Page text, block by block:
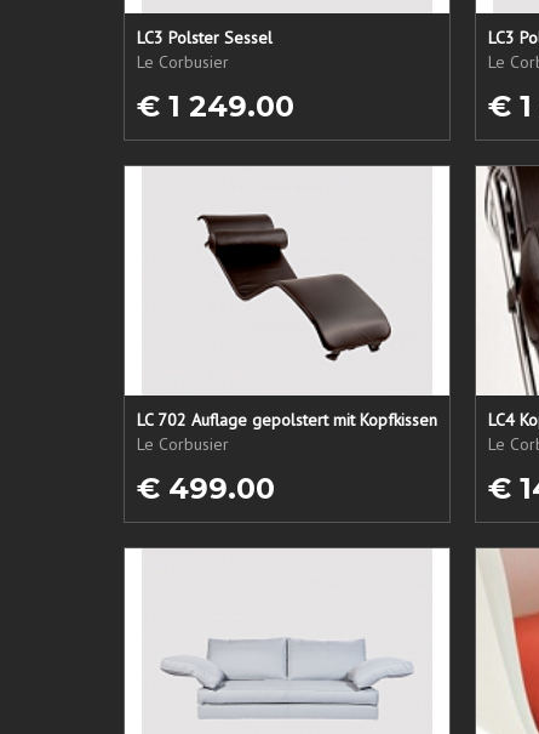
LC3 Polster Sessel
Le Corbusier
€ 1 249.00
LC3
Le
€
LC 702 Auflage gepolstert mit Kopfkissen
Le Corbusier
€ 499.00
LC4
Le
€